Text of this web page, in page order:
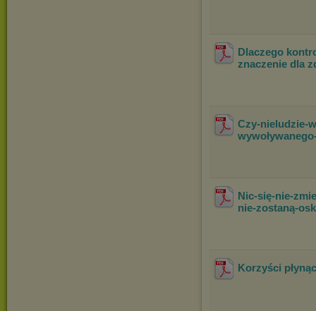
Dlaczego
znaczenie dla
Czy-nieludzie-
Nic-się-nie-
nie-zostaną-
Korzyści